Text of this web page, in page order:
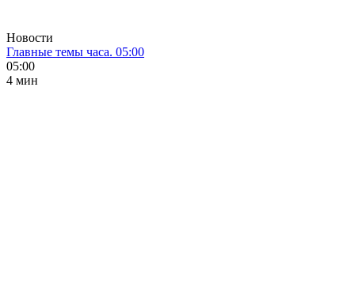
Новости
Главные темы часа. 05:00
05:00
4 мин